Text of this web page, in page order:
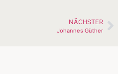
NÄCHSTER
Johannes Güther